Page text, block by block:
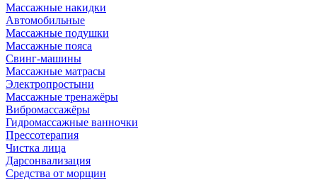
Массажные накидки
Автомобильные
Массажные подушки
Массажные пояса
Свинг-машины
Массажные матрасы
Электропростыни
Массажные тренажёры
Вибромассажёры
Гидромассажные ванночки
Прессотерапия
Чистка лица
Дарсонвализация
Средства от морщин